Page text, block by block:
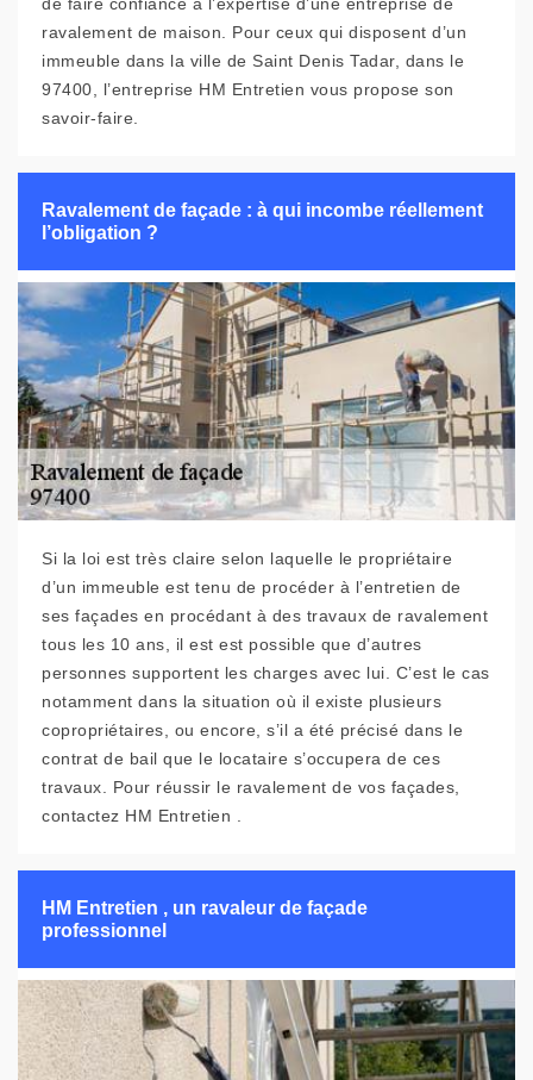
ravalement de maison. Pour ceux qui disposent d’un
immeuble dans la ville de Saint Denis Tadar, dans le
97400, l’entreprise HM Entretien vous propose son
savoir-faire.
Ravalement de façade : à qui incombe réellement
l’obligation ?
Si la loi est très claire selon laquelle le propriétaire
d’un immeuble est tenu de procéder à l’entretien de
ses façades en procédant à des travaux de ravalement
tous les 10 ans, il est est possible que d’autres
personnes supportent les charges avec lui. C’est le cas
notamment dans la situation où il existe plusieurs
copropriétaires, ou encore, s’il a été précisé dans le
contrat de bail que le locataire s’occupera de ces
travaux. Pour réussir le ravalement de vos façades,
contactez HM Entretien .
HM Entretien , un ravaleur de façade
professionnel